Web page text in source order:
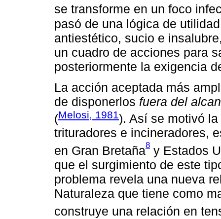
se transforme en un foco
pasó de una lógica de
antiestético, sucio e
un cuadro de acciones para
posteriormente la exigencia
La acción aceptada más
de disponerlos fuera del
(Melosi, 1981). Así se motivó
trituradores e incineradores,
en Gran Bretaña8 y Estados
que el surgimiento de este
problema revela una nueva
Naturaleza que tiene como
construye una relación en